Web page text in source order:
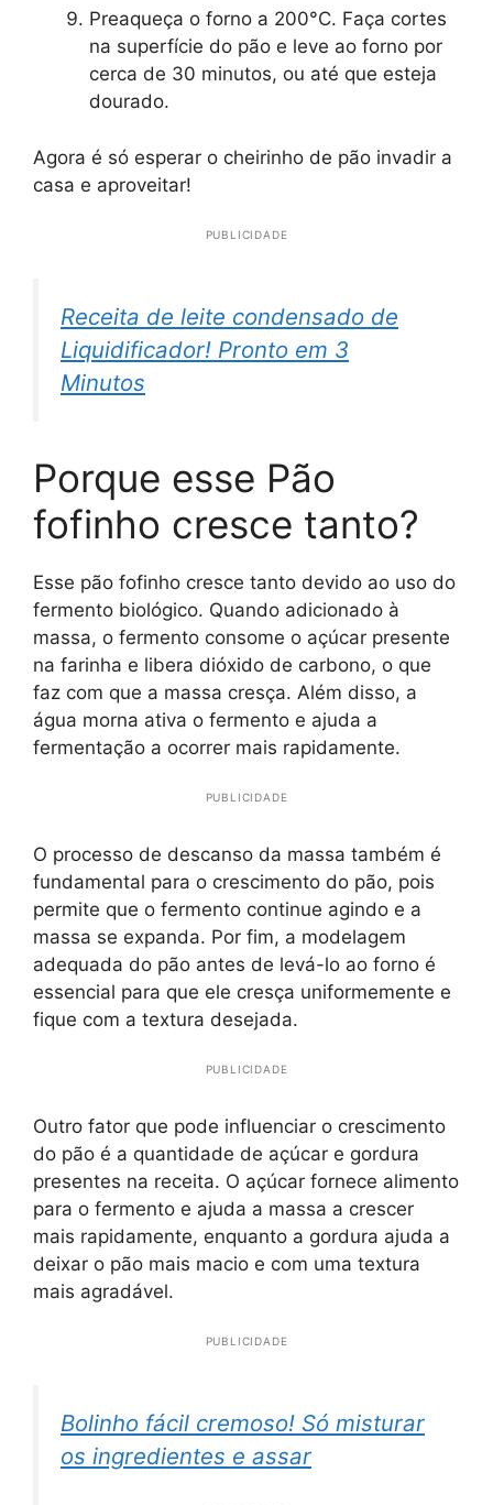
Preaqueça o forno a 200°C. Faça cortes
na superfície do pão e leve ao forno por
cerca de 30 minutos, ou até que esteja
dourado.
Agora é só esperar o cheirinho de pão invadir a
casa e aproveitar!
PUBLICIDADE
Receita de leite condensado de
Liquidificador! Pronto em 3
Minutos
Porque esse Pão
fofinho cresce tanto?
Esse pão fofinho cresce tanto devido ao uso do
fermento biológico. Quando adicionado à
massa, o fermento consome o açúcar presente
na farinha e libera dióxido de carbono, o que
faz com que a massa cresça. Além disso, a
água morna ativa o fermento e ajuda a
fermentação a ocorrer mais rapidamente.
PUBLICIDADE
O processo de descanso da massa também é
fundamental para o crescimento do pão, pois
permite que o fermento continue agindo e a
massa se expanda. Por fim, a modelagem
adequada do pão antes de levá-lo ao forno é
essencial para que ele cresça uniformemente e
fique com a textura desejada.
PUBLICIDADE
Outro fator que pode influenciar o crescimento
do pão é a quantidade de açúcar e gordura
presentes na receita. O açúcar fornece alimento
para o fermento e ajuda a massa a crescer
mais rapidamente, enquanto a gordura ajuda a
deixar o pão mais macio e com uma textura
mais agradável.
PUBLICIDADE
Bolinho fácil cremoso! Só misturar
os ingredientes e assar